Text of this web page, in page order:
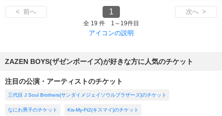
< 前へ 1 次へ >
全 19 件 1～19件目
アイコンの説明
ZAZEN BOYS(ザゼンボーイズ)が好きな方に人気のチケット
注目の公演・アーティストのチケット
三代目 J Soul Brothers(サンダイメジェイソウルブラザーズ)のチケット
なにわ男子のチケット Kis-My-Ft2(キスマイ)のチケット